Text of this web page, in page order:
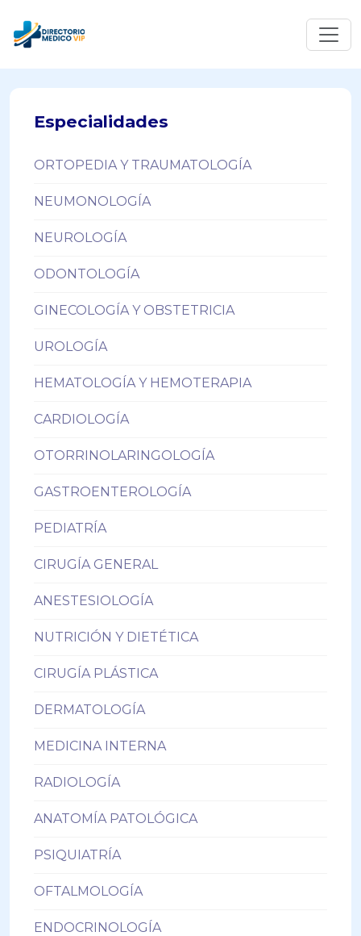
Especialidades
ORTOPEDIA Y TRAUMATOLOGÍA
NEUMONOLOGÍA
NEUROLOGÍA
ODONTOLOGÍA
GINECOLOGÍA Y OBSTETRICIA
UROLOGÍA
HEMATOLOGÍA Y HEMOTERAPIA
CARDIOLOGÍA
OTORRINOLARINGOLOGÍA
GASTROENTEROLOGÍA
PEDIATRÍA
CIRUGÍA GENERAL
ANESTESIOLOGÍA
NUTRICIÓN Y DIETÉTICA
CIRUGÍA PLÁSTICA
DERMATOLOGÍA
MEDICINA INTERNA
RADIOLOGÍA
ANATOMÍA PATOLÓGICA
PSIQUIATRÍA
OFTALMOLOGÍA
ENDOCRINOLOGÍA